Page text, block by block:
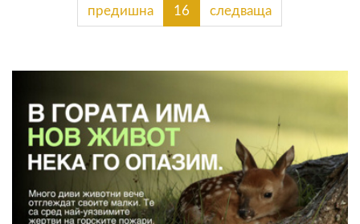
предишна 16 следваща